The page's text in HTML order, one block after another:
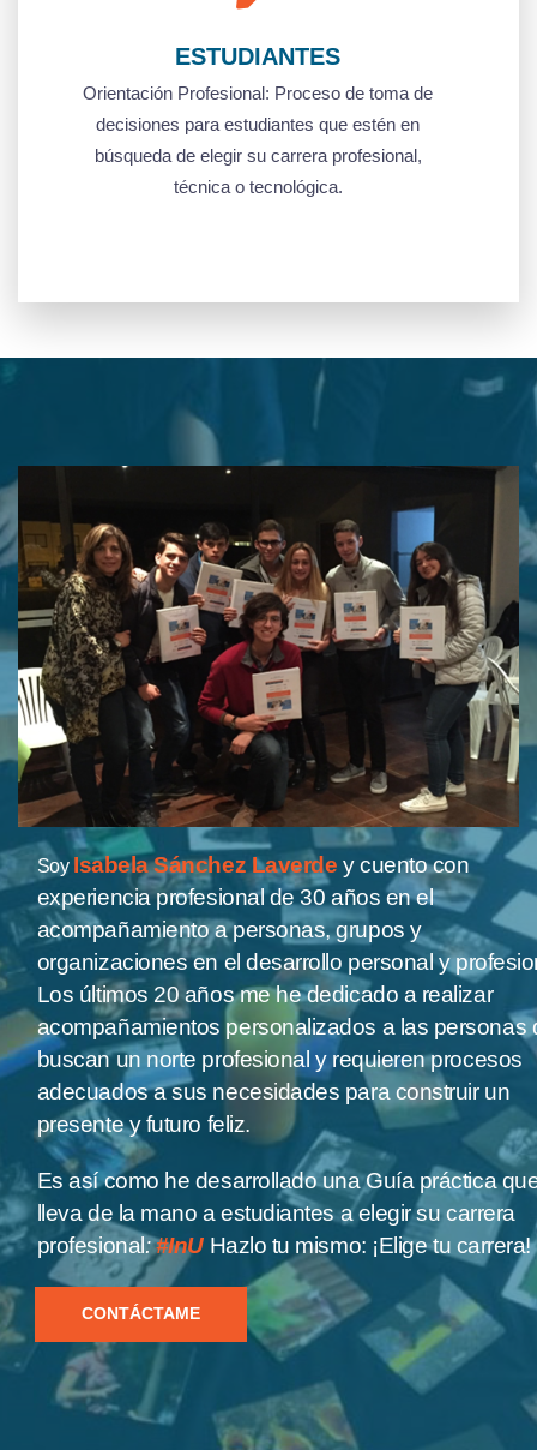
ESTUDIANTES
­Orientación Profesional: Proceso de toma de
decisiones para estudiantes que estén en
búsqueda de elegir su carrera profesional,
técnica o tecnológica.
Soy Isabela Sánchez Laverde y cuento con
experiencia profesional de 30 años en el
acompañamiento a personas, grupos y
organizaciones en el desarrollo personal y
Los últimos 20 años me he dedicado a realizar
acompañamientos personalizados a las personas
buscan un norte profesional y requieren procesos
adecuados a sus necesidades para construir un
presente y futuro feliz.
Es así como he desarrollado una Guía práctica
lleva de la mano a estudiantes a elegir su carrera
profesional:#InU Hazlo tu mismo: ¡Elige tu carrera!
CONTÁCTAME